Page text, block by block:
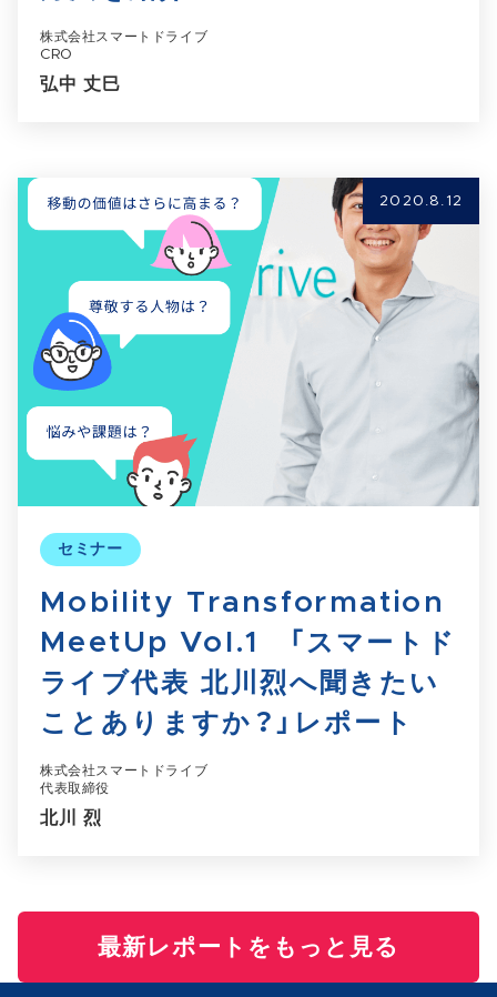
株式会社スマートドライブ
CRO
弘中 丈巳
セミナー
Mobility Transformation
MeetUp Vol.1 「スマートド
ライブ代表 北川烈へ聞きたい
ことありますか？」レポート
2020.8.12
株式会社スマートドライブ
代表取締役
北川 烈
最新レポートをもっと見る